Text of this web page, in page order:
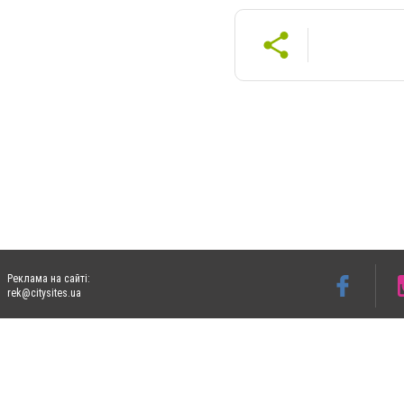
Реклама на сайті:
rek@citysites.ua